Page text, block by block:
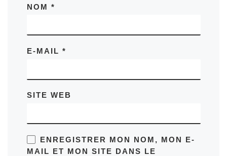
NOM *
E-MAIL *
SITE WEB
ENREGISTRER MON NOM, MON E-
MAIL ET MON SITE DANS LE